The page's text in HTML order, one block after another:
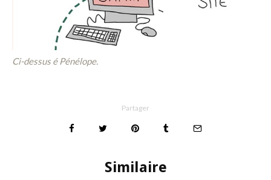
Ci-dessus é Pénélope.
Partager
Similaire